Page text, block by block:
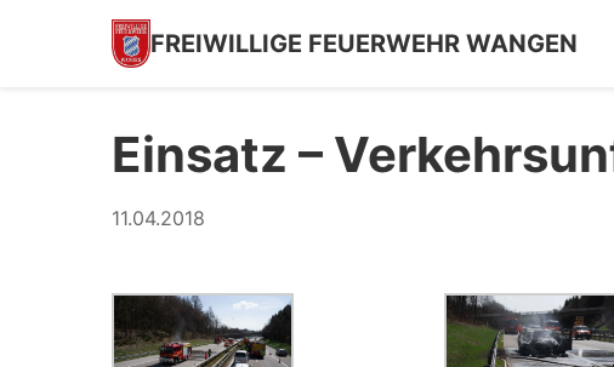
FREIWILLIGE FEUERWEHR WANGEN
Einsatz –
11.04.2018